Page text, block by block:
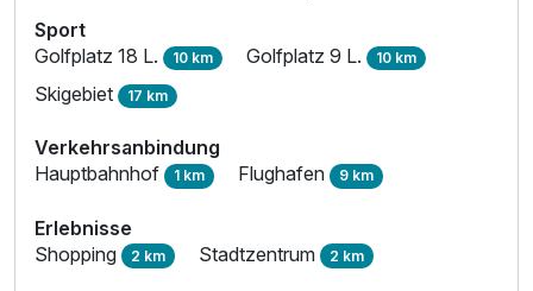
Sport
Golfplatz 18 L. 10 km Golfplatz 9 L. 10 km
Skigebiet 17 km
Verkehrsanbindung
Hauptbahnhof 1 km Flughafen 9 km
Erlebnisse
Shopping 2 km Stadtzentrum 2 km